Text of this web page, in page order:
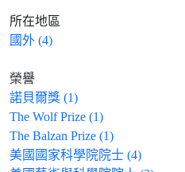
所在地區
國外 (4)
榮譽
諾貝爾獎 (1)
The Wolf Prize (1)
The Balzan Prize (1)
美國國家科學院院士 (4)